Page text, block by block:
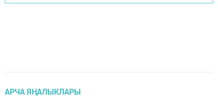
АРЧА ЯҢАЛЫКЛАРЫ